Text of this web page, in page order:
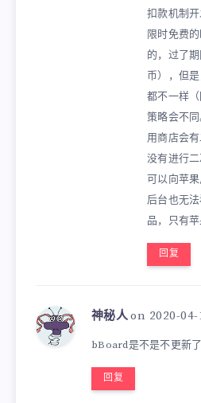
扣款机制开
限时免费
的，过了
币），但
都不一样
策略会不
用商店会
没有进行
可以向苹
后台也无
品，只有
回复
神秘人 on 2020-04-
bBoard是不是不更新了
回复